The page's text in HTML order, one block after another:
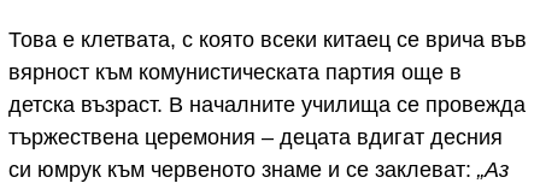
Това е клетвата, с която всеки китаец се врича във
вярност към комунистическата партия още в
детска възраст. В началните училища се провежда
тържествена церемония – децата вдигат десния
си юмрук към червеното знаме и се заклеват: „Аз